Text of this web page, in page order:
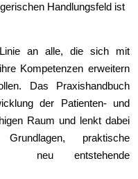
Handlungsfeld ist
an alle, die sich mit
Kompetenzen erweitern
Das Praxishandbuch
der Patienten- und
Raum und lenkt dabei
praktische
neu entstehende